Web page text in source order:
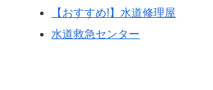
【おすすめ!】水道修理屋
水道救急センター